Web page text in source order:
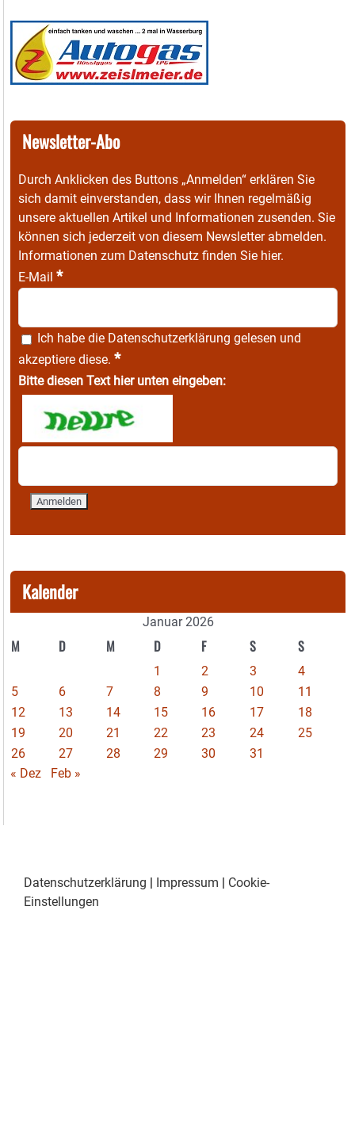
Newsletter-Abo
Durch Anklicken des Buttons „Anmelden“ erklären Sie
sich damit einverstanden, dass wir Ihnen regelmäßig
unsere aktuellen Artikel und Informationen zusenden. Sie
können sich jederzeit von diesem Newsletter abmelden.
Informationen zum Datenschutz finden Sie hier.
E-Mail *
Ich habe die Datenschutzerklärung gelesen und
akzeptiere diese. *
Bitte diesen Text hier unten eingeben:
Kalender
Januar 2026
M D M D F S S
1 2 3
4
5
6 7 8 9 10
11
12
13 14 15 16 17
18
19
20 21 22 23 24
25
26
27 28 29 30
31
« Dez
Feb »
Datenschutzerklärung Impressum
Cookie-
Einstellungen